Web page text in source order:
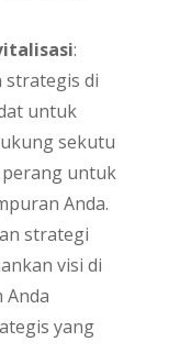
:
di
untuk
sekutu
untuk
Anda.
strategi
visi di
Anda
yang